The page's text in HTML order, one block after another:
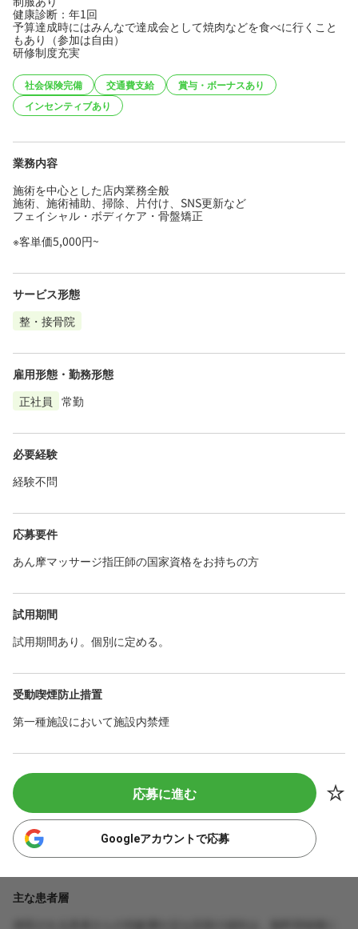
健康診断：年1回
予算達成時にはみんなで達成会として焼肉などを食べに行くこと
もあり（参加は自由）
研修制度充実
社会保険完備 交通費支給
賞与・ボーナスあり
インセンティブあり
業務内容
施術を中心とした店内業務全般
施術、施術補助、掃除、片付け、SNS更新など
フェイシャル・ボディケア・骨盤矯正
※客単価5,000円~
サービス形態
整・接骨院
雇用形態・勤務形態
正社員
常勤
必要経験
経験不問
応募要件
あん摩マッサージ指圧師の国家資格をお持ちの方
試用期間
試用期間あり。個別に定める。
受動喫煙防止措置
第一種施設において施設内禁煙
応募に進む
Googleアカウントで応募
主な患者層